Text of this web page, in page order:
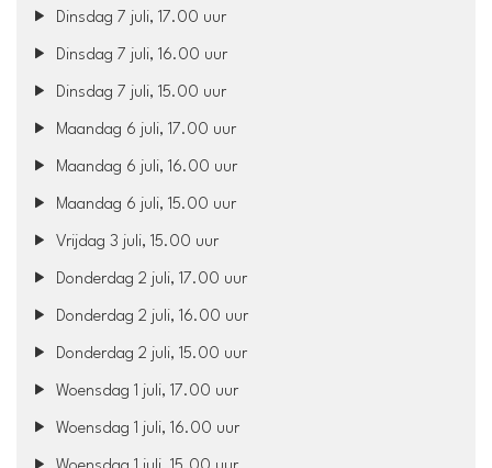
Dinsdag 7 juli, 17.00 uur
Dinsdag 7 juli, 16.00 uur
Dinsdag 7 juli, 15.00 uur
Maandag 6 juli, 17.00 uur
Maandag 6 juli, 16.00 uur
Maandag 6 juli, 15.00 uur
Vrijdag 3 juli, 15.00 uur
Donderdag 2 juli, 17.00 uur
Donderdag 2 juli, 16.00 uur
Donderdag 2 juli, 15.00 uur
Woensdag 1 juli, 17.00 uur
Woensdag 1 juli, 16.00 uur